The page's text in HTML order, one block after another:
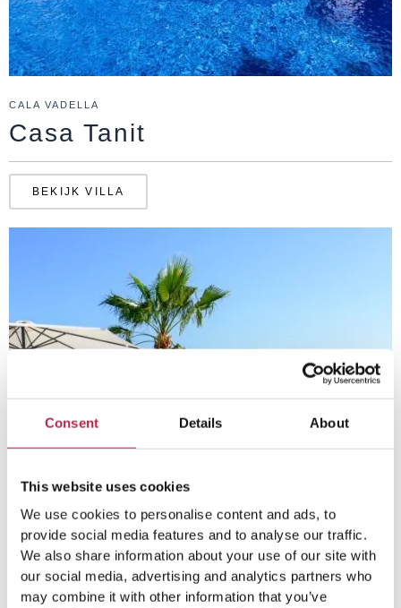
Consent Details About
This website uses cookies
We use cookies to personalise content and ads, to
provide social media features and to analyse our traffic.
We also share information about your use of our site with
our social media, advertising and analytics partners who
may combine it with other information that you’ve
CALA VADELLA
Casa Tanit
BEKIJK VILLA